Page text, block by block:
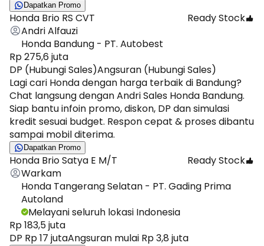
Dapatkan Promo
Honda Brio RS CVT
Ready Stock
Andri Alfauzi
Honda Bandung - PT. Autobest
Rp 275,6 juta
DP (Hubungi Sales)Angsuran (Hubungi Sales)
Lagi cari Honda dengan harga terbaik di Bandung?
Chat langsung dengan Andri Sales Honda Bandung.
Siap bantu infoin promo, diskon, DP dan simulasi
kredit sesuai budget. Respon cepat & proses dibantu
sampai mobil diterima.
Dapatkan Promo
Honda Brio Satya E M/T
Ready Stock
Warkam
Honda Tangerang Selatan - PT. Gading Prima
Autoland
Melayani seluruh lokasi Indonesia
Rp 183,5 juta
DP Rp 17 jutaAngsuran mulai Rp 3,8 juta